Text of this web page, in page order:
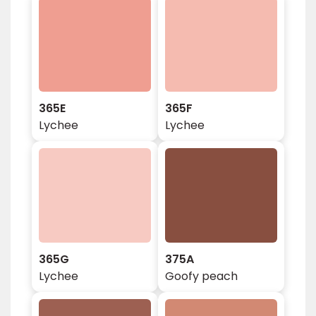
365E
Lychee
365F
Lychee
365G
Lychee
375A
Goofy peach